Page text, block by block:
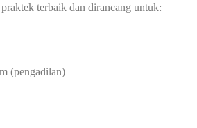
terbaik dan dirancang untuk:
(pengadilan)